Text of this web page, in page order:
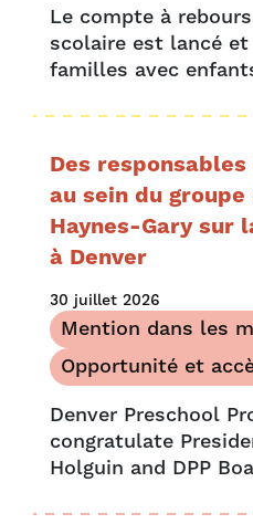
Le compte à
scolaire est lancé
familles avec
les fournitures
Des responsables
au sein du
Haynes-Gary sur
à Denver
30 juillet 2026
Mention dans les
Opportunité et
Denver Preschool
congratulate
Holguin and DPP